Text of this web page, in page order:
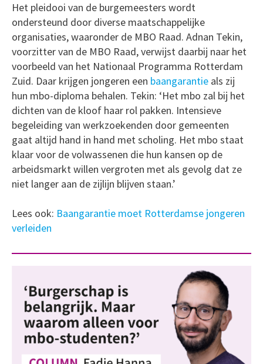
Het pleidooi van de burgemeesters wordt
ondersteund door diverse maatschappelijke
organisaties, waaronder de MBO Raad. Adnan Tekin,
voorzitter van de MBO Raad, verwijst daarbij naar het
voorbeeld van het Nationaal Programma Rotterdam
Zuid. Daar krijgen jongeren een baangarantie als zij
hun mbo-diploma behalen. Tekin: ‘Het mbo zal bij het
dichten van de kloof haar rol pakken. Intensieve
begeleiding van werkzoekenden door gemeenten
gaat altijd hand in hand met scholing. Het mbo staat
klaar voor de volwassenen die hun kansen op de
arbeidsmarkt willen vergroten met als gevolg dat ze
niet langer aan de zijlijn blijven staan.’
Lees ook: Baangarantie moet Rotterdamse jongeren
verleiden